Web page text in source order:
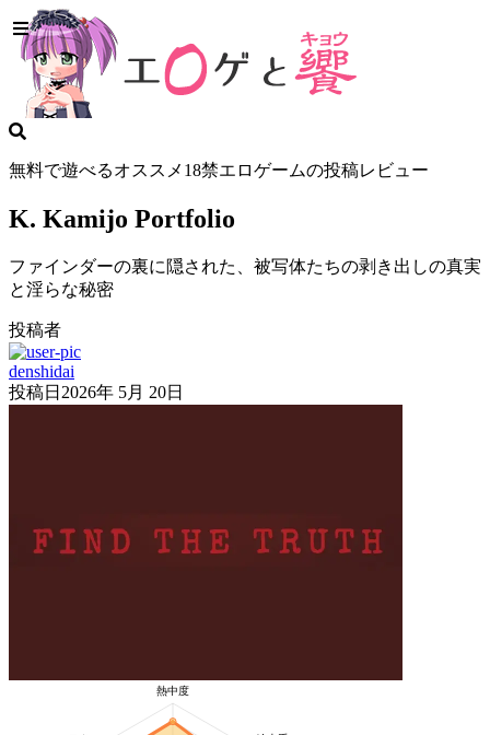
無料で遊べるオススメ18禁エロゲームの投稿レビュー
K. Kamijo Portfolio
ファインダーの裏に隠された、被写体たちの剥き出しの真実
と淫らな秘密
投稿者
denshidai
投稿日 2026年 5月 20日